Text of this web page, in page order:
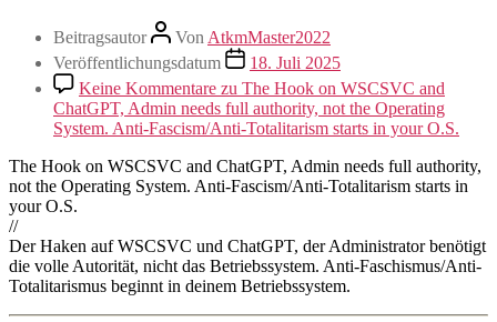
Beitragsautor Von AtkmMaster2022
Veröffentlichungsdatum
18. Juli 2025
Keine Kommentare zu The Hook on WSCSVC and
ChatGPT, Admin needs full authority, not the Operating
System. Anti-Fascism/Anti-Totalitarism starts in your O.S.
The Hook on WSCSVC and ChatGPT, Admin needs full authority,
not the Operating System. Anti-Fascism/Anti-Totalitarism starts in
your O.S.
//
Der Haken auf WSCSVC und ChatGPT, der Administrator benötigt
die volle Autorität, nicht das Betriebssystem. Anti-Faschismus/Anti-
Totalitarismus beginnt in deinem Betriebssystem.